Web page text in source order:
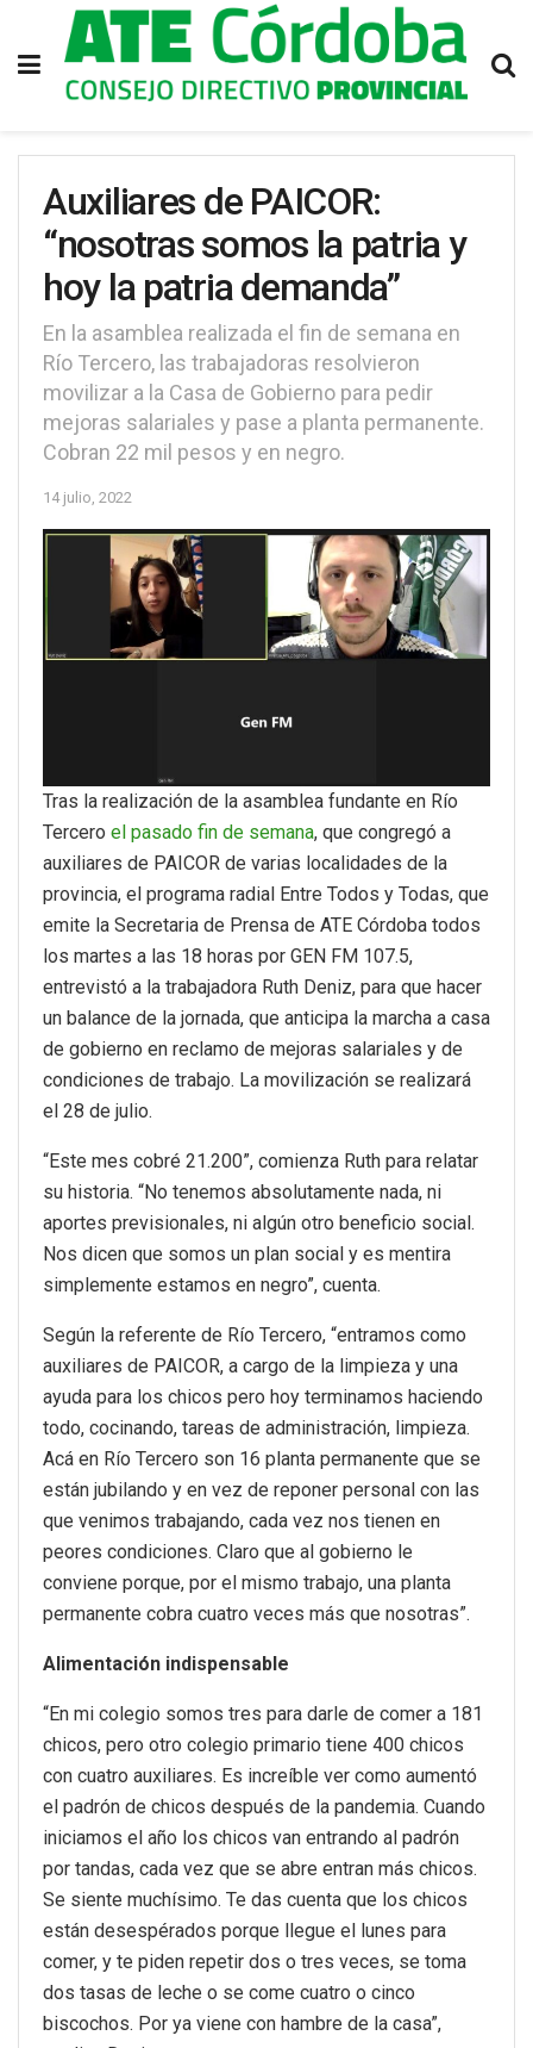
Auxiliares de PAICOR:
“nosotras somos la patria y
hoy la patria demanda”
En la asamblea realizada el fin de semana en
Río Tercero, las trabajadoras resolvieron
movilizar a la Casa de Gobierno para pedir
mejoras salariales y pase a planta permanente.
Cobran 22 mil pesos y en negro.
14 julio, 2022
Tras la realización de la asamblea fundante en Río
Tercero el pasado fin de semana, que congregó a
auxiliares de PAICOR de varias localidades de la
provincia, el programa radial Entre Todos y Todas, que
emite la Secretaria de Prensa de ATE Córdoba todos
los martes a las 18 horas por GEN FM 107.5,
entrevistó a la trabajadora Ruth Deniz, para que hacer
un balance de la jornada, que anticipa la marcha a casa
de gobierno en reclamo de mejoras salariales y de
condiciones de trabajo. La movilización se realizará
el 28 de julio.
“Este mes cobré 21.200”, comienza Ruth para relatar
su historia. “No tenemos absolutamente nada, ni
aportes previsionales, ni algún otro beneficio social.
Nos dicen que somos un plan social y es mentira
simplemente estamos en negro”, cuenta.
Según la referente de Río Tercero, “entramos como
auxiliares de PAICOR, a cargo de la limpieza y una
ayuda para los chicos pero hoy terminamos haciendo
todo, cocinando, tareas de administración, limpieza.
Acá en Río Tercero son 16 planta permanente que se
están jubilando y en vez de reponer personal con las
que venimos trabajando, cada vez nos tienen en
peores condiciones. Claro que al gobierno le
conviene porque, por el mismo trabajo, una planta
permanente cobra cuatro veces más que nosotras”.
Alimentación indispensable
“En mi colegio somos tres para darle de comer a 181
chicos, pero otro colegio primario tiene 400 chicos
con cuatro auxiliares. Es increíble ver como aumentó
el padrón de chicos después de la pandemia. Cuando
iniciamos el año los chicos van entrando al padrón
por tandas, cada vez que se abre entran más chicos.
Se siente muchísimo. Te das cuenta que los chicos
están desespérados porque llegue el lunes para
comer, y te piden repetir dos o tres veces, se toma
dos tasas de leche o se come cuatro o cinco
biscochos. Por ya viene con hambre de la casa”,